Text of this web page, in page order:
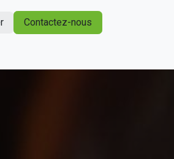
Contactez-nous